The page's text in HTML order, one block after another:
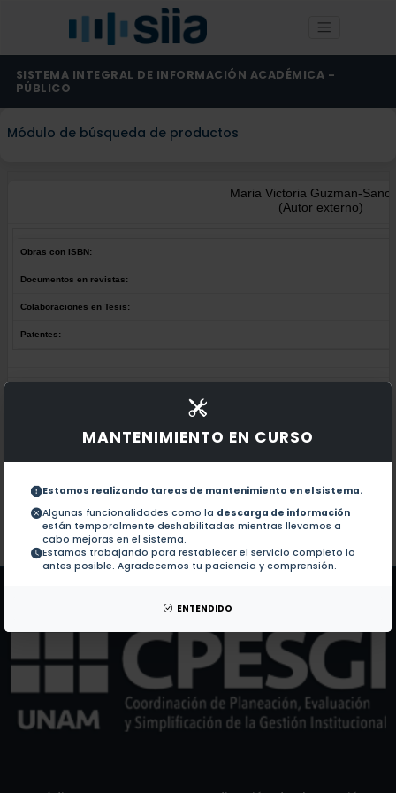
MANTENIMIENTO EN CURSO
Estamos realizando tareas de mantenimiento en el sistema.
Algunas funcionalidades como la descarga de información
están temporalmente deshabilitadas mientras llevamos a
cabo mejoras en el sistema.
Estamos trabajando para restablecer el servicio completo lo
antes posible. Agradecemos tu paciencia y comprensión.
ENTENDIDO
SISTEMA INTEGRAL DE INFORMACIÓN ACADÉMICA -
PÚBLICO
Módulo de búsqueda de productos
Maria Victoria Guzman-
(Autor externo)
Obras con ISBN:
Documentos en revistas:
Colaboraciones en Tesis:
Patentes:
Colaboraciones en Tesis: No hay tesis de este autor.
Patentes: No hay patentes de este autor.